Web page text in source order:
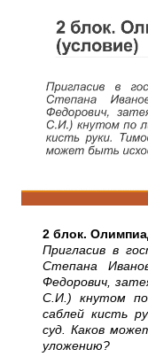
2 блок.
Пригласив в
Степана
Федорович,
С.И.) кнутом
саблей кисть
суд. Каков
уложению?